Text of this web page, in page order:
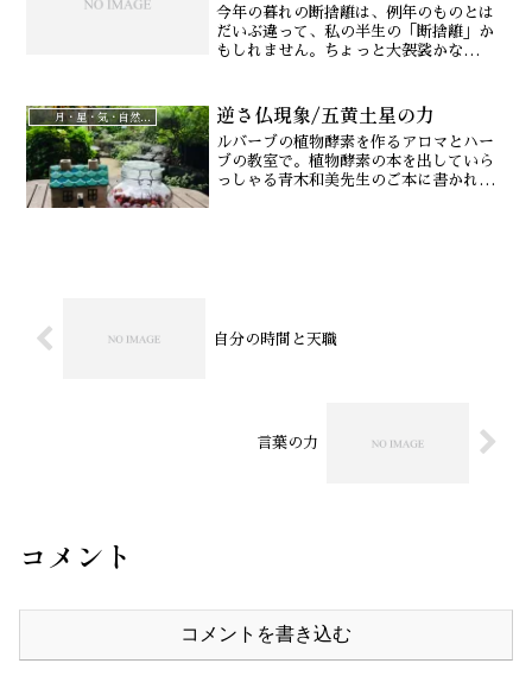
今年の暮れの断捨離は、例年のものとは
だいぶ違って、私の半生の「断捨離」か
もしれません。ちょっと大袈裟かな
掃除が趣味のような私ですが（笑）、長
年の子育てしながらの会社勤め...
月・星・気・自然治癒力 逆さ仏現象/五黄土星の力
ルバーブの植物酵素を作るアロマとハー
ブの教室で。植物酵素の本を出していら
っしゃる青木和美先生のご本に書かれて
自分の時間と天職
言葉の力
コメント
コメントを書き込む